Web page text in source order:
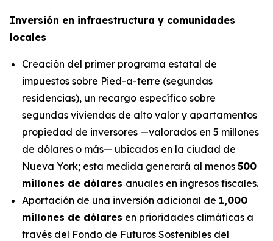
Inversión en infraestructura y comunidades
locales
Creación del primer programa estatal de
impuestos sobre Pied-a-terre (segundas
residencias), un recargo específico sobre
segundas viviendas de alto valor y apartamentos
propiedad de inversores —valorados en 5 millones
de dólares o más— ubicados en la ciudad de
Nueva York; esta medida generará al menos 500
millones de dólares anuales en ingresos fiscales.
Aportación de una inversión adicional de 1,000
millones de dólares en prioridades climáticas a
través del Fondo de Futuros Sostenibles del